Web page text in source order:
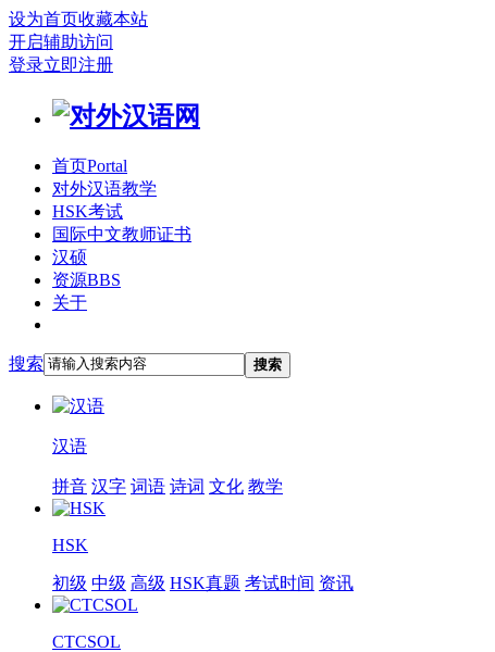
设为首页收藏本站
开启辅助访问
登录立即注册
首页Portal
对外汉语教学
HSK考试
国际中文教师证书
汉硕
资源BBS
关于
搜索 搜索
汉语
拼音 汉字 词语 诗词 文化 教学
HSK
初级 中级 高级 HSK真题 考试时间 资讯
CTCSOL